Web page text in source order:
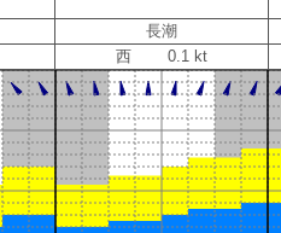
長潮
西 0.1 kt